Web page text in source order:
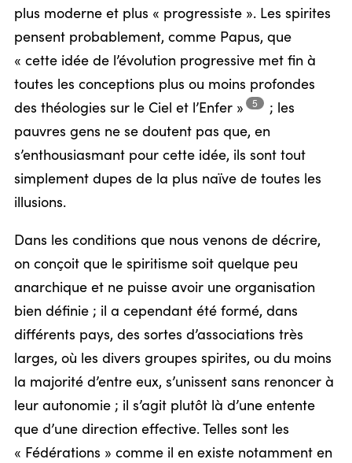
plus moderne et plus « progressiste ». Les spirites
pensent probablement, comme Papus, que
« cette idée de l’évolution progressive met fin à
toutes les conceptions plus ou moins profondes
des théologies sur le Ciel et l’Enfer » 5 ; les
pauvres gens ne se doutent pas que, en
s’enthousiasmant pour cette idée, ils sont tout
simplement dupes de la plus naïve de toutes les
illusions.
Dans les conditions que nous venons de décrire,
on conçoit que le spiritisme soit quelque peu
anarchique et ne puisse avoir une organisation
bien définie ; il a cependant été formé, dans
différents pays, des sortes d’associations très
larges, où les divers groupes spirites, ou du moins
la majorité d’entre eux, s’unissent sans renoncer à
leur autonomie ; il s’agit plutôt là d’une entente
que d’une direction effective. Telles sont les
« Fédérations » comme il en existe notamment en